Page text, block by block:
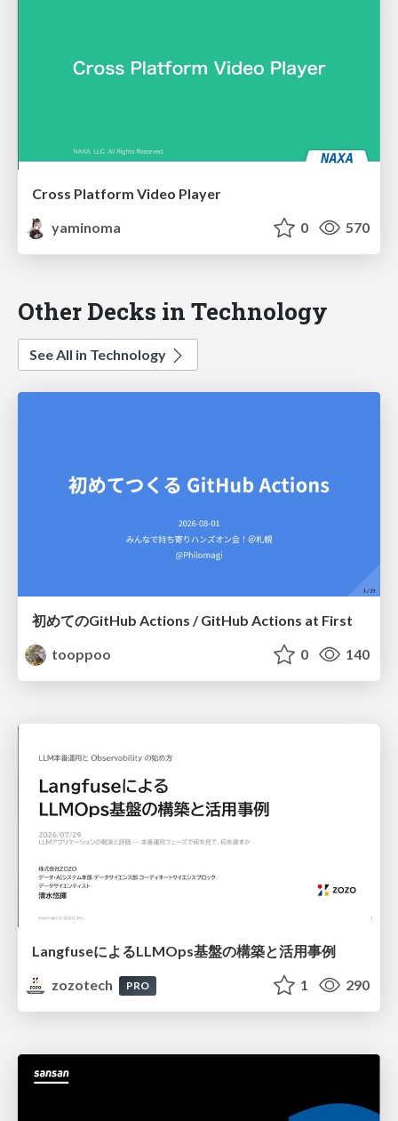
Cross Platform Video Player
yaminoma
0 570
Other Decks in Technology
See All in Technology
初めてのGitHub Actions / GitHub Actions at First
tooppoo
0 140
LangfuseによるLLMOps基盤の構築と活用事例
zozotech
PRO 1 290